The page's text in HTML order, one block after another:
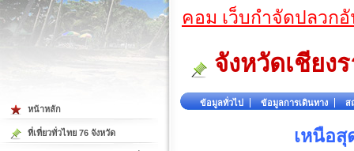
คอม เว็บกำจัดปลวก
จังหวัดเชียง
ข้อมูลทั่วไป ข้อมูลการเดินทาง ส
เหนือ
หน้าหลัก
ที่เที่ยวทั่วไทย 76 จังหวัด